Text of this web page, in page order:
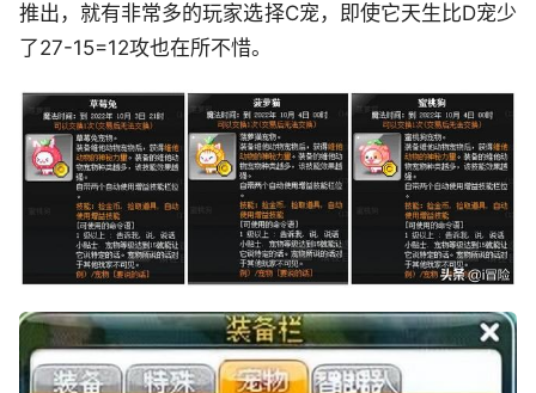
推出，就有非常多的玩家选择C宠，即使它天生比D宠少
了27-15=12攻也在所不惜。